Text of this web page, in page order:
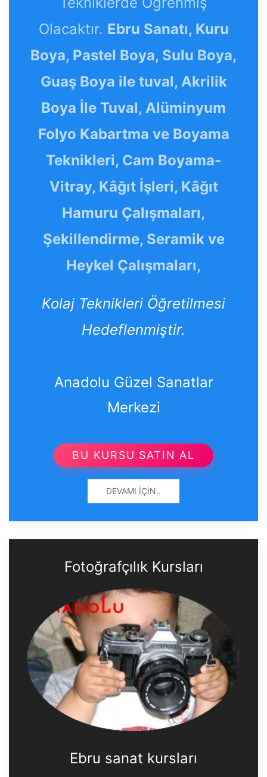
Olacaktır. Ebru Sanatı, Kuru
Boya, Pastel Boya, Sulu Boya,
Guaş Boya ile tuval, Akrilik
Boya İle Tuval, Alüminyum
Folyo Kabartma ve Boyama
Teknikleri, Cam Boyama-
Vitray, Kâğıt İşleri, Kâğıt
Hamuru Çalışmaları,
Şekillendirme, Seramik ve
Heykel Çalışmaları,
Kolaj Teknikleri Öğretilmesi
Hedeflenmiştir.
Anadolu Güzel Sanatlar
Merkezi
BU KURSU SATIN AL
DEVAMI İÇIN..
Fotoğrafçılık Kursları
Ebru sanat kursları